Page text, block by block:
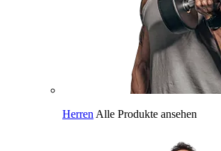
Herren Alle Produkte ansehen